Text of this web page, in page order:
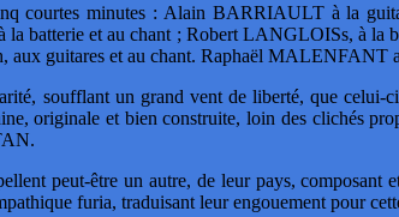
courtes minutes : Alain BARRIAULT à la
batterie et au chant ; Robert LANGLOISs, à
aux guitares et au chant. Raphaël
soufflant un grand vent de liberté, que
originale et bien construite, loin des clichés
peut-être un autre, de leur pays,
furia, traduisant leur engouement pour